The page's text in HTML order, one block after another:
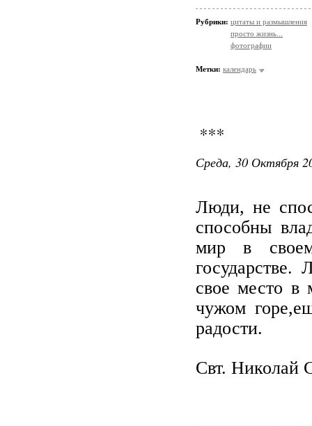
Рубрики: цитаты и размышления
просто жизнь...
фотографии
Метки: календарь
***
Среда, 30 Октября
Люди, не
способны
мир в
свое место в
чужом
радости.
Свт. Николай